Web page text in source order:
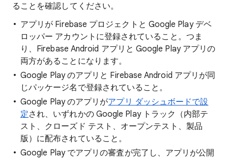
ることを確認してください。
アプリが Firebase プロジェクトと Google Play デベ
ロッパー アカウントに登録されていること。つま
り、Firebase Android アプリと Google Play アプリの
両方があることになります。
Google Play のアプリと Firebase Android アプリが同
じパッケージ名で登録されていること。
Google Play のアプリがアプリ ダッシュボードで設
定され、いずれかの Google Play トラック（内部テ
スト、クローズド テスト、オープンテスト、製品
版）に配布されていること。
Google Play でアプリの審査が完了し、アプリが公開